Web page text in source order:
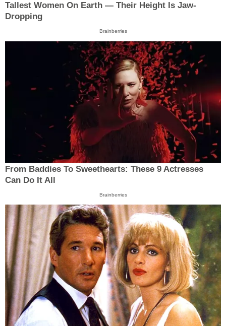
Tallest Women On Earth — Their Height Is Jaw-
Dropping
Brainberries
From Baddies To Sweethearts: These 9 Actresses
Can Do It All
Brainberries